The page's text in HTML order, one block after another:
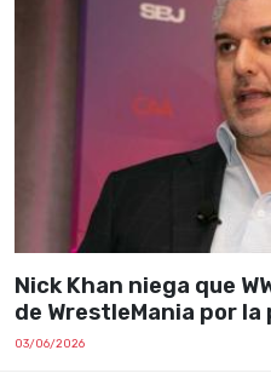
Nick Khan niega que
de WrestleMania por
03/06/2026